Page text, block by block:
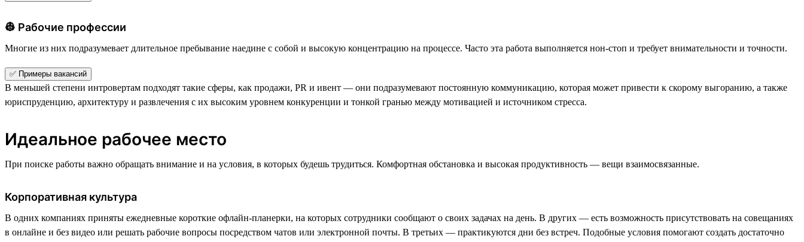
👷 Рабочие профессии
Многие из них подразумевает длительное пребывание наедине с собой и высокую концентрацию на процессе. Часто эта работа выполняется нон-стоп и требует внимательности и точности.
✅ Примеры вакансий
В меньшей степени интровертам подходят такие сферы, как продажи, PR и ивент — они подразумевают постоянную коммуникацию, которая может привести к скорому выгоранию, а также
юриспруденцию, архитектуру и развлечения с их высоким уровнем конкуренции и тонкой гранью между мотивацией и источником стресса.
Идеальное рабочее место
При поиске работы важно обращать внимание и на условия, в которых будешь трудиться. Комфортная обстановка и высокая продуктивность — вещи взаимосвязанные.
Корпоративная культура
В одних компаниях приняты ежедневные короткие офлайн-планерки, на которых сотрудники сообщают о своих задачах на день. В других — есть возможность присутствовать на совещаниях
в онлайне и без видео или решать рабочие вопросы посредством чатов или электронной почты. В третьих — практикуются дни без встреч. Подобные условия помогают создать достаточно